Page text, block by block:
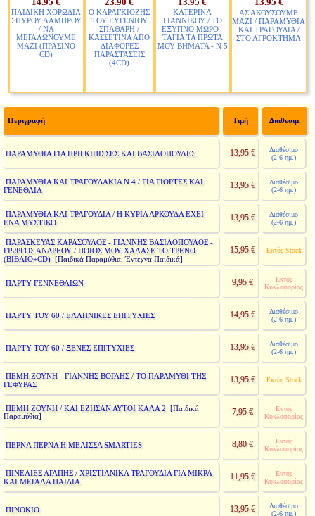
ΠΑΙΔΙΚΗ ΧΟΡΩΔΙΑ
ΣΠΥΡΟΥ ΛΑΜΠΡΟΥ
/ ΝΑ
ΜΕΓΑΛΩΝΟΥΜΕ
ΜΑΖΙ (ΠΡΑΣΙΝΟ
CD)
Ο ΚΑΡΑΓΚΙΟΖΗΣ
ΤΟΥ ΕΥΓΕΝΙΟΥ
ΣΠΑΘΑΡΗ /
ΚΑΣΣΕΤΙΝΑ ΑΠΟ
ΔΙΑΦΟΡΕΣ
ΠΑΡΑΣΤΑΣΕΙΣ
(4CD)
ΚΑΤΕΡΙΝΑ
ΓΙΑΝΝΙΚΟΥ / ΤΟ
ΕΞΥΠΝΟ ΜΩΡΟ -
ΤΑΓΙΑ ΤΑ ΠΡΩΤΑ
ΜΟΥ ΒΗΜΑΤΑ - Ν 5
ΑΣ ΑΚΟΥΣΟΥΜΕ
ΜΑΖΙ / ΠΑΡΑΜΥΘΙΑ
ΚΑΙ ΤΡΑΓΟΥΔΙΑ /
ΣΤΟ ΑΓΡΟΚΤΗΜΑ
Περιγραφή Τιμή Διαθεσιμ.
ΠΑΡΑΜΥΘΙΑ ΓΙΑ ΠΡΙΓΚΙΠΙΣΣΕΣ ΚΑΙ ΒΑΣΙΛΟΠΟΥΛΕΣ 13,95 €
Διαθέσιμο
(2-6 ημ.)
ΠΑΡΑΜΥΘΙΑ ΚΑΙ ΤΡΑΓΟΥΔΑΚΙΑ Ν 4 / ΓΙΑ ΓΙΟΡΤΕΣ ΚΑΙ
ΓΕΝΕΘΛΙΑ
13,95 €
Διαθέσιμο
(2-6 ημ.)
ΠΑΡΑΜΥΘΙΑ ΚΑΙ ΤΡΑΓΟΥΔΙΑ / Η ΚΥΡΙΑ ΑΡΚΟΥΔΑ ΕΧΕΙ
ΕΝΑ ΜΥΣΤΙΚΟ
13,95 €
Διαθέσιμο
(2-6 ημ.)
ΠΑΡΑΣΚΕΥΑΣ ΚΑΡΑΣΟΥΛΟΣ - ΓΙΑΝΝΗΣ ΒΑΣΙΛΟΠΟΥΛΟΣ -
ΓΙΩΡΓΟΣ ΑΝΔΡΕΟΥ / ΠΟΙΟΣ ΜΟΥ ΧΑΛΑΣΕ ΤΟ ΤΡΕΝΟ
(ΒΙΒΛΙΟ+CD)[Παιδικά Παραμύθια, Έντεχνα Παιδικά]
15,95 € Εκτός Stock
ΠΑΡΤΥ ΓΕΝΝΕΘΛΙΩΝ 9,95 €
Εκτός
Κυκλοφορίας
ΠΑΡΤΥ ΤΟΥ 60 / ΕΛΛΗΝΙΚΕΣ ΕΠΙΤΥΧΙΕΣ 14,95 €
Διαθέσιμο
(2-6 ημ.)
ΠΑΡΤΥ ΤΟΥ 60 / ΞΕΝΕΣ ΕΠΙΤΥΧΙΕΣ 13,95 €
Διαθέσιμο
(2-6 ημ.)
ΠΕΜΗ ΖΟΥΝΗ - ΓΙΑΝΝΗΣ ΒΟΓΛΗΣ / ΤΟ ΠΑΡΑΜΥΘΙ ΤΗΣ
ΓΕΦΥΡΑΣ
13,95 € Εκτός Stock
ΠΕΜΗ ΖΟΥΝΗ / ΚΑΙ ΕΖΗΣΑΝ ΑΥΤΟΙ ΚΑΛΑ 2 [Παιδικά
Παραμύθια]
7,95 €
Εκτός
Κυκλοφορίας
ΠΕΡΝΑ ΠΕΡΝΑ Η ΜΕΛΙΣΣΑ SMARTIES 8,80 €
Εκτός
Κυκλοφορίας
ΠΙΝΕΛΙΕΣ ΑΓΑΠΗΣ / ΧΡΙΣΤΙΑΝΙΚΑ ΤΡΑΓΟΥΔΙΑ ΓΙΑ ΜΙΚΡΑ
ΚΑΙ ΜΕΓΑΛΑ ΠΑΙΔΙΑ
11,95 €
Εκτός
Κυκλοφορίας
ΠΙΝΟΚΙΟ 13,95 €
Διαθέσιμο
(2-6 ημ.)